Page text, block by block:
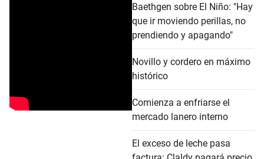
Baethgen sobre El Niño: "Hay
que ir moviendo perillas, no
prendiendo y apagando"
Novillo y cordero en máximo
histórico
Comienza a enfriarse el
mercado lanero interno
El exceso de leche pasa